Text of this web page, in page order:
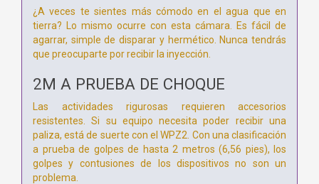
¿A veces te sientes más cómodo en el agua que en
tierra? Lo mismo ocurre con esta cámara. Es fácil de
agarrar, simple de disparar y hermético. Nunca tendrás
que preocuparte por recibir la inyección.
2M A PRUEBA DE CHOQUE
Las actividades rigurosas requieren accesorios
resistentes. Si su equipo necesita poder recibir una
paliza, está de suerte con el WPZ2. Con una clasificación
a prueba de golpes de hasta 2 metros (6,56 pies), los
golpes y contusiones de los dispositivos no son un
problema.